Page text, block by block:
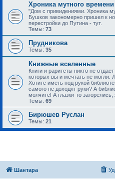
Хроника мутного времени
"Дом с привидениями. Хроника
Бушков закономерно пришел к
перестройки до Путина - тут.
Темы: 73
Прудникова
Темы: 35
Книжные вселенные
Книги и раритеты никто не
которых вы и мечтать не могли.
Хотите иметь под рукой
самого не доходят руки? А
молчите! А глазки-то
Темы: 69
Бирюшев Руслан
Темы: 21
Шантара